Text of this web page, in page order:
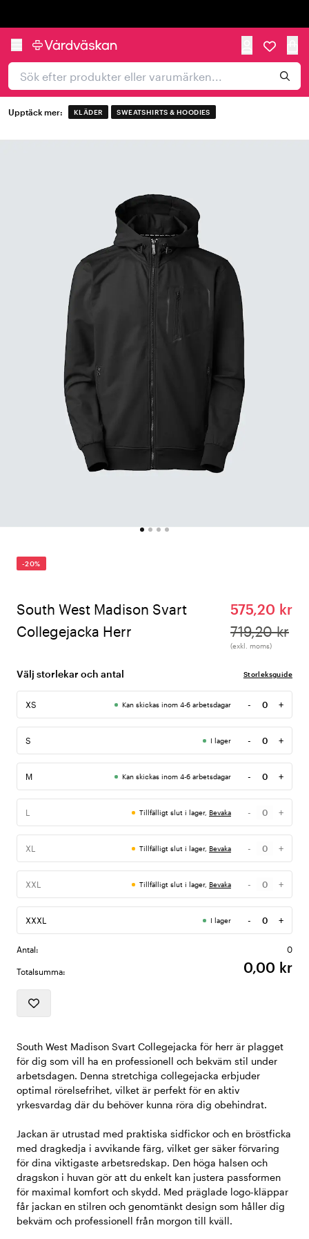
Upptäck mer: KLÄDER SWEATSHIRTS & HOODIES
-20%
South West Madison Svart
Collegejacka Herr
575,20 kr
719,20 kr
(exkl. moms)
Välj storlekar och antal Storleksguide
XS Kan skickas inom 4-6 arbetsdagar -
Antal
+
S I lager -
Antal
+
M Kan skickas inom 4-6 arbetsdagar -
Antal
+
L Tillfälligt slut i lager, Bevaka -
Antal
+
XL Tillfälligt slut i lager, Bevaka -
Antal
+
XXL Tillfälligt slut i lager, Bevaka -
Antal
+
XXXL I lager -
Antal
+
Antal: 0
Totalsumma: 0,00 kr
South West Madison Svart Collegejacka för herr är plagget
för dig som vill ha en professionell och bekväm stil under
arbetsdagen. Denna stretchiga collegejacka erbjuder
optimal rörelsefrihet, vilket är perfekt för en aktiv
yrkesvardag där du behöver kunna röra dig obehindrat.
Jackan är utrustad med praktiska sidfickor och en bröstficka
med dragkedja i avvikande färg, vilket ger säker förvaring
för dina viktigaste arbetsredskap. Den höga halsen och
dragskon i huvan gör att du enkelt kan justera passformen
för maximal komfort och skydd. Med präglade logo-kläppar
får jackan en stilren och genomtänkt design som håller dig
bekväm och professionell från morgon till kväll.